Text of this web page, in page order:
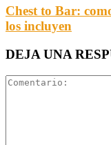
Chest to Bar:
los incluyen
DEJA UNA